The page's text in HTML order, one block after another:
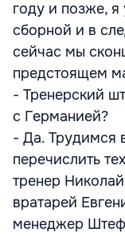
году и позже,
сборной и в
сейчас мы
предстоящем
- Тренерский
с Германией?
- Да. Трудимся
перечислить
тренер
вратарей
менеджер